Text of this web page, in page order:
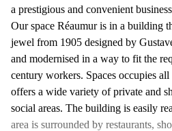
a prestigious and convenient
Our space Réaumur is in a building
jewel from 1905 designed by
and modernised in a way to fit the
century workers. Spaces occupies
offers a wide variety of private and
social areas. The building is easily
area is surrounded by restaurants,